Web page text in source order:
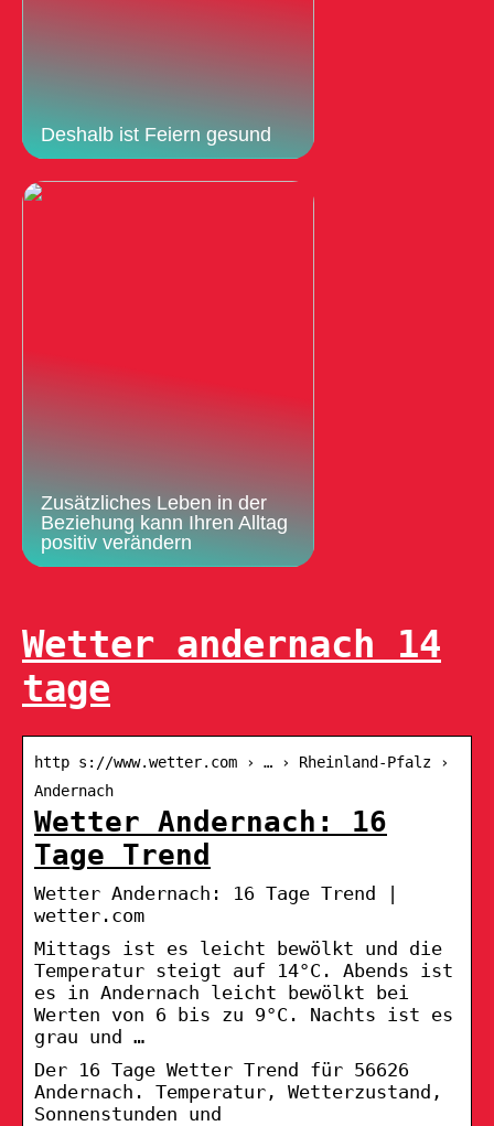
Deshalb ist Feiern gesund
Zusätzliches Leben in der
Beziehung kann Ihren Alltag
positiv verändern
Wetter andernach 14
tage
http s://www.wetter.com › … › Rheinland-Pfalz ›
Andernach
Wetter Andernach: 16
Tage Trend
Wetter Andernach: 16 Tage Trend |
wetter.com
Mittags ist es leicht bewölkt und die
Temperatur steigt auf 14°C. Abends ist
es in Andernach leicht bewölkt bei
Werten von 6 bis zu 9°C. Nachts ist es
grau und …
Der 16 Tage Wetter Trend für 56626
Andernach. Temperatur, Wetterzustand,
Sonnenstunden und